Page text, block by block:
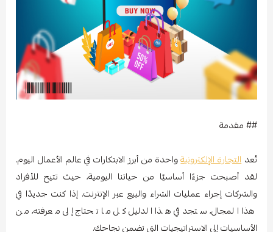
## مقدمة
تُعدالتجارة الإلكترونيةواحدة من أبرز الابتكارات في عالم الأعمال اليوم.
لقد أصبحت جزءًا أساسيًا من حياتنا اليومية، حيث تتيح للأفراد
والشركات إجراء عمليات الشراء والبيع عبر الإنترنت. إذا كنت جديدًا في
هذا المجال، ستجد في هذا الدليل كل ما تحتاج إلى معرفته، من
الأساسيات إلى الاستراتيجيات التي تضمن نجاحك.